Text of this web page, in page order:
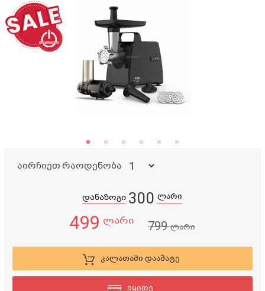
აირჩიეთ რაოდენობა
დანაზოგი 300 ლარი
499 ლარი 799ლარი
კალათაში დაამატე
იყიდე